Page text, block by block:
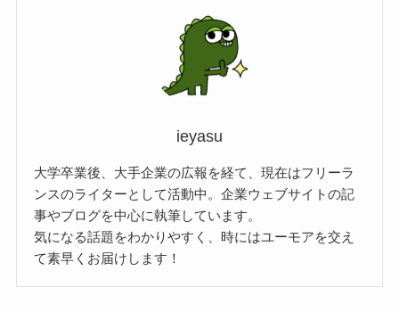
ieyasu
大学卒業後、大手企業の広報を経て、現在はフリーラ
ンスのライターとして活動中。企業ウェブサイトの記
事やブログを中心に執筆しています。
気になる話題をわかりやすく、時にはユーモアを交え
て素早くお届けします！